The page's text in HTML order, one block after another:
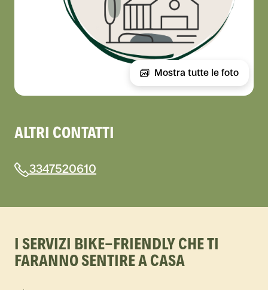
Mostra tutte le foto
ALTRI CONTATTI
3347520610
I SERVIZI BIKE-FRIENDLY CHE TI
FARANNO SENTIRE A CASA